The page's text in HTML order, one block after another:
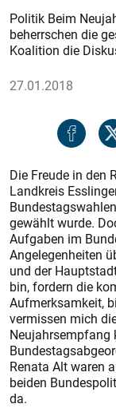
Politik Beim
beherrschen die
Koalition die
27.01.2018
Die Freude in den
Landkreis
gewählt wurde.
Aufgaben im
Angelegenheiten
und der
bin, fordern die
Aufmerksamkeit,
vermissen mich
Neujahrsempfang
Renata Alt waren
beiden
da.